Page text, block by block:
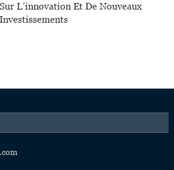
Sur L’innovation Et De Nouveaux
Investissements